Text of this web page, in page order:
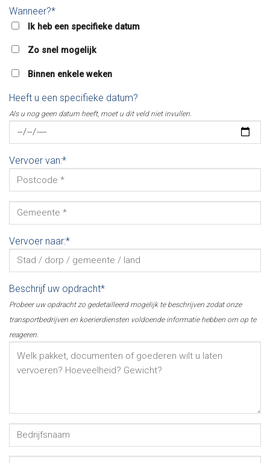
Wanneer?*
Ik heb een specifieke datum
Zo snel mogelijk
Binnen enkele weken
Heeft u een specifieke datum?
Als u nog geen datum heeft, moet u dit veld niet invullen.
Vervoer van:*
Vervoer naar:*
Beschrijf uw opdracht*
Probeer uw opdracht zo gedetailleerd mogelijk te beschrijven zodat onze
transportbedrijven en koerierdiensten voldoende informatie hebben om op te
reageren.